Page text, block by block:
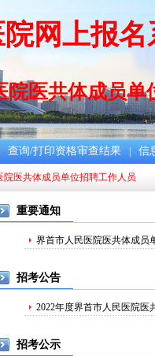
网上报名
院医共体成员单
查询/打印资格审查结果 信
院医共体成员单位招聘工作人员
重要通知
界首市人民医院医共体成员
招考公告
2022年度界首市人民医院医
招考公示